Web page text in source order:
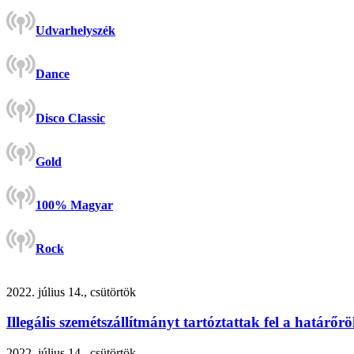
Udvarhelyszék
Dance
Disco Classic
Gold
100% Magyar
Rock
2022. július 14., csütörtök
Illegális szemétszállítmányt tartóztattak fel a